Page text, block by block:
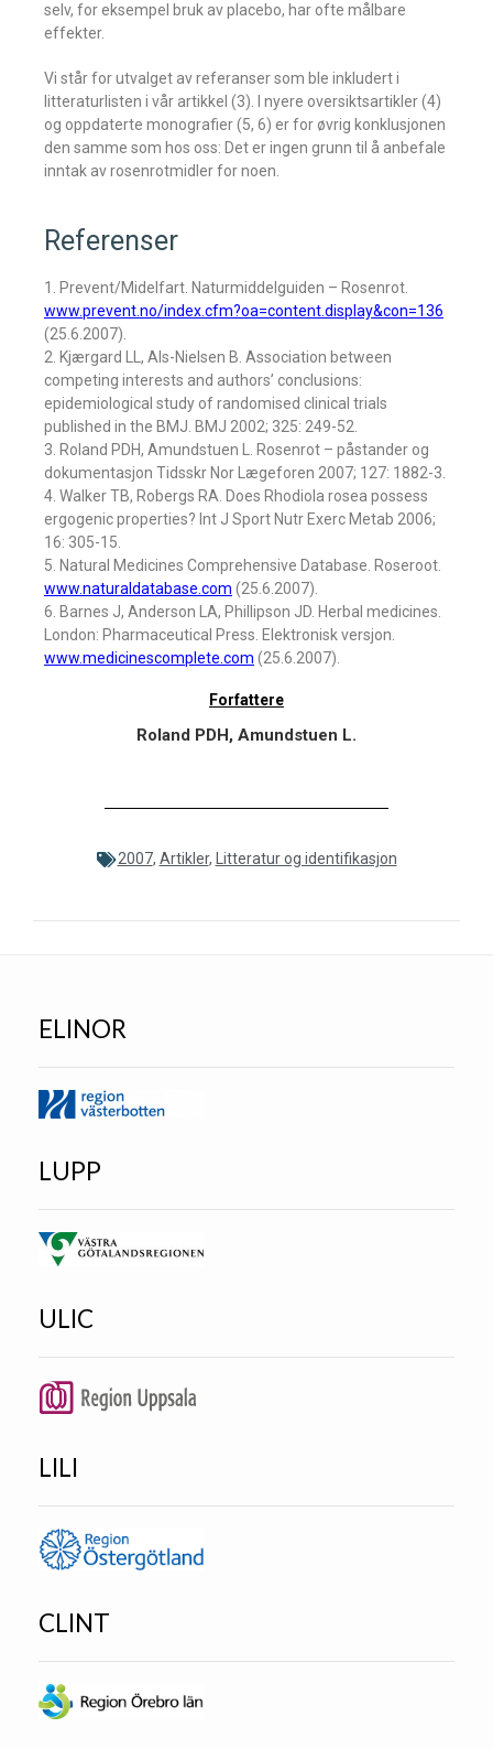
selv, for eksempel bruk av placebo, har ofte målbare
effekter.
Vi står for utvalget av referanser som ble inkludert i
litteraturlisten i vår artikkel (3). I nyere oversiktsartikler (4)
og oppdaterte monografier (5, 6) er for øvrig konklusjonen
den samme som hos oss: Det er ingen grunn til å anbefale
inntak av rosenrotmidler for noen.
Referenser
1. Prevent/Midelfart. Naturmiddelguiden – Rosenrot.
www.prevent.no/index.cfm?oa=content.display&con=136
(25.6.2007).
2. Kjærgard LL, Als-Nielsen B. Association between
competing interests and authors’ conclusions:
epidemiological study of randomised clinical trials
published in the BMJ. BMJ 2002; 325: 249-52.
3. Roland PDH, Amundstuen L. Rosenrot – påstander og
dokumentasjon Tidsskr Nor Lægeforen 2007; 127: 1882-3.
4. Walker TB, Robergs RA. Does Rhodiola rosea possess
ergogenic properties? Int J Sport Nutr Exerc Metab 2006;
16: 305-15.
5. Natural Medicines Comprehensive Database. Roseroot.
www.naturaldatabase.com (25.6.2007).
6. Barnes J, Anderson LA, Phillipson JD. Herbal medicines.
London: Pharmaceutical Press. Elektronisk versjon.
www.medicinescomplete.com (25.6.2007).
Forfattere
Roland PDH, Amundstuen L.
2007, Artikler, Litteratur og identifikasjon
ELINOR
LUPP
ULIC
LILI
CLINT